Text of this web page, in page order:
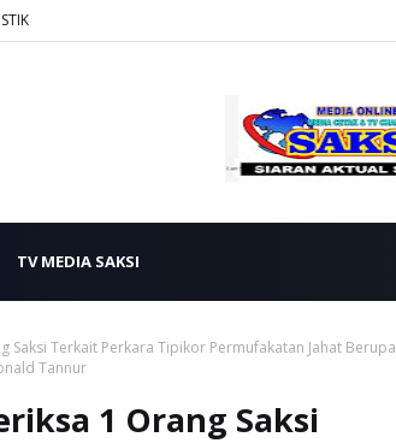
TV MEDIA SAKSI
Saksi Terkait Perkara Tipikor Permufakatan Jahat Berupa
Tannur
1 Orang Saksi